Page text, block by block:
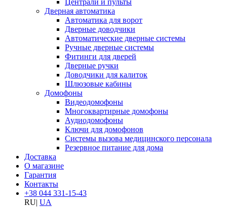
Централи и пульты
Дверная автоматика
Автоматика для ворот
Дверные доводчики
Автоматические дверные системы
Ручные дверные системы
Фитинги для дверей
Дверные ручки
Доводчики для калиток
Шлюзовые кабины
Домофоны
Видеодомофоны
Многоквартирные домофоны
Аудиодомофоны
Ключи для домофонов
Системы вызова медицинского персонала
Резервное питание для дома
Доставка
О магазине
Гарантия
Контакты
+38 044 331-15-43
RU| UA